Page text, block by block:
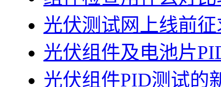
光伏测试网上线前
光伏组件及电池片
光伏组件PID测试的